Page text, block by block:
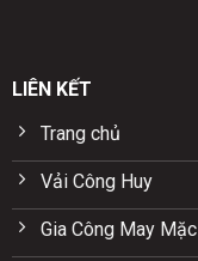
LIÊN KẾT
Trang chủ
Vải Công Huy
Gia Công May Mặc